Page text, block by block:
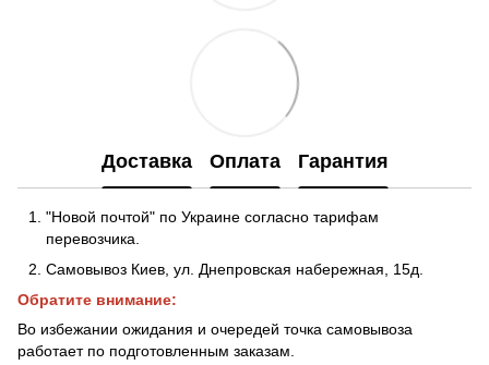
Доставка Оплата Гарантия
"Новой почтой" по Украине согласно тарифам
перевозчика.
Самовывоз Киев, ул. Днепровская набережная , 15д.
Обратите внимание:
Во избежании ожидания и очередей точка самовывоза
работает по подготовленным заказам.